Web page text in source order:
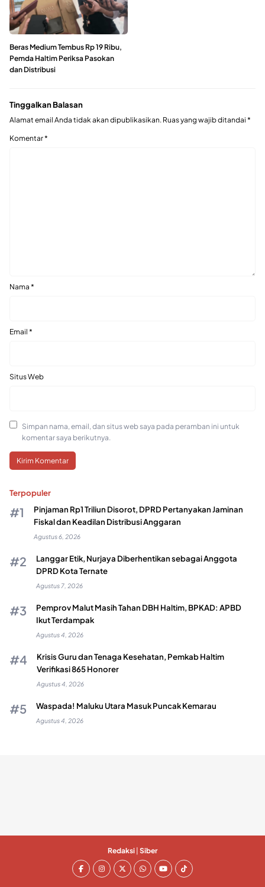
Beras Medium Tembus Rp 19 Ribu,
Pemda Haltim Periksa Pasokan
dan Distribusi
Tinggalkan Balasan
Alamat email Anda tidak akan dipublikasikan. Ruas yang wajib ditandai *
Komentar*
Nama *
Email *
Situs Web
Simpan nama, email, dan situs web saya pada peramban ini untuk
komentar saya berikutnya.
Terpopuler
Pinjaman Rp1 Triliun Disorot, DPRD Pertanyakan Jaminan
Fiskal dan Keadilan Distribusi Anggaran
Agustus 6, 2026
Langgar Etik, Nurjaya Diberhentikan sebagai Anggota
DPRD Kota Ternate
Agustus 7, 2026
Pemprov Malut Masih Tahan DBH Haltim, BPKAD: APBD
Ikut Terdampak
Agustus 4, 2026
Krisis Guru dan Tenaga Kesehatan, Pemkab Haltim
Verifikasi 865 Honorer
Agustus 4, 2026
Waspada! Maluku Utara Masuk Puncak Kemarau
Agustus 4, 2026
Redaksi | Siber